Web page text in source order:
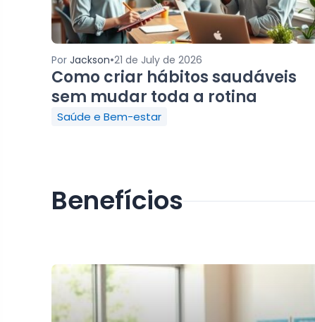
Por Jackson•21 de July de 2026
Como criar hábitos saudáveis
sem mudar toda a rotina
Saúde e Bem-estar
Benefícios